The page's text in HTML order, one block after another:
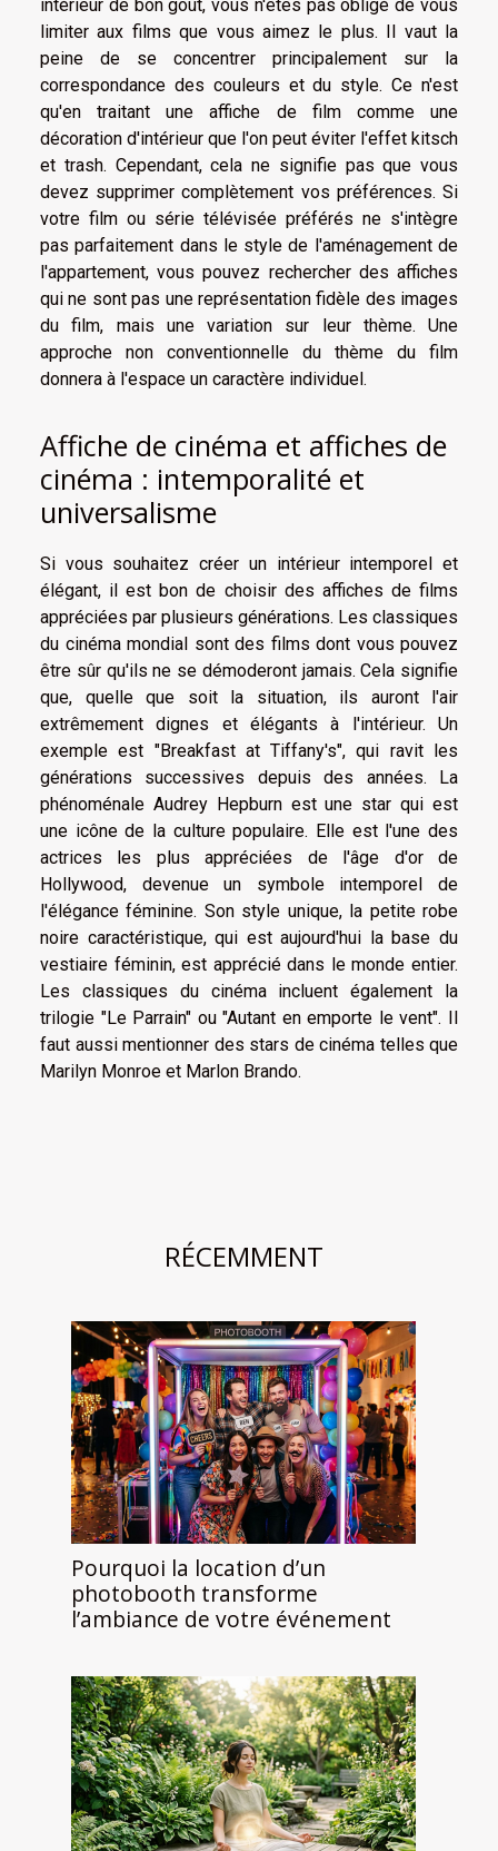
intérieur de bon goût, vous n'êtes pas obligé de vous
limiter aux films que vous aimez le plus. Il vaut la
peine de se concentrer principalement sur la
correspondance des couleurs et du style. Ce n'est
qu'en traitant une affiche de film comme une
décoration d'intérieur que l'on peut éviter l'effet kitsch
et trash. Cependant, cela ne signifie pas que vous
devez supprimer complètement vos préférences. Si
votre film ou série télévisée préférés ne s'intègre
pas parfaitement dans le style de l'aménagement de
l'appartement, vous pouvez rechercher des affiches
qui ne sont pas une représentation fidèle des images
du film, mais une variation sur leur thème. Une
approche non conventionnelle du thème du film
donnera à l'espace un caractère individuel.
Affiche de cinéma et affiches de
cinéma : intemporalité et
universalisme
Si vous souhaitez créer un intérieur intemporel et
élégant, il est bon de choisir des affiches de films
appréciées par plusieurs générations. Les classiques
du cinéma mondial sont des films dont vous pouvez
être sûr qu'ils ne se démoderont jamais. Cela signifie
que, quelle que soit la situation, ils auront l'air
extrêmement dignes et élégants à l'intérieur. Un
exemple est "Breakfast at Tiffany's", qui ravit les
générations successives depuis des années. La
phénoménale Audrey Hepburn est une star qui est
une icône de la culture populaire. Elle est l'une des
actrices les plus appréciées de l'âge d'or de
Hollywood, devenue un symbole intemporel de
l'élégance féminine. Son style unique, la petite robe
noire caractéristique, qui est aujourd'hui la base du
vestiaire féminin, est apprécié dans le monde entier.
Les classiques du cinéma incluent également la
trilogie "Le Parrain" ou "Autant en emporte le vent". Il
faut aussi mentionner des stars de cinéma telles que
Marilyn Monroe et Marlon Brando.
RÉCEMMENT
Pourquoi la location d’un
photobooth transforme
l’ambiance de votre événement